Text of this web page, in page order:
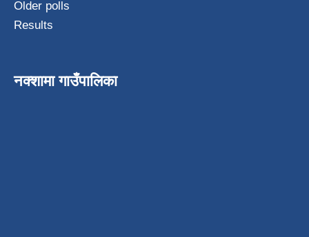
Older polls
Results
नक्शामा गाउँपालिका